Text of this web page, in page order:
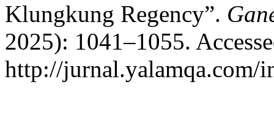
Klungkung Regency”.
2025): 1041–1055.
http://jurnal.yalamqa.com/